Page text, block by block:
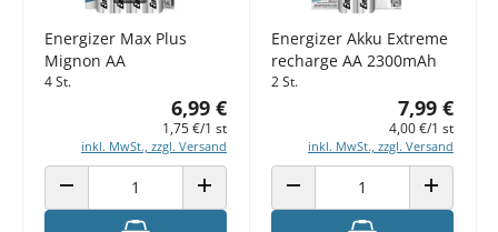
Energizer Max Plus
Mignon AA
4 St.
6,99 €
1,75 €/1 st
inkl. MwSt., zzgl. Versand
ANZAHL VERRINGERN ANZAHL ERHÖHEN
Energizer Akku Extreme
recharge AA 2300mAh
2 St.
7,99 €
4,00 €/1 st
inkl. MwSt., zzgl. Versand
ANZAHL VERRINGERN ANZAHL